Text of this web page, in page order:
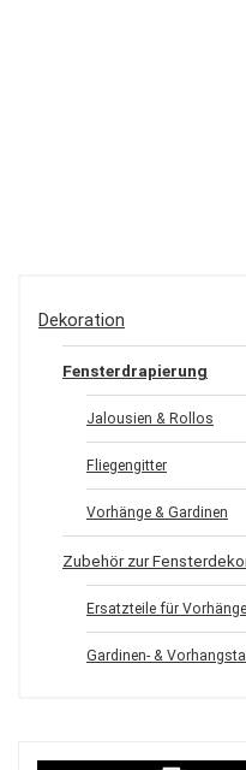
Dekoration
Fensterdrapierung
Jalousien & Rollos
Fliegengitter
Vorhänge & Gardinen
Zubehör zur
Ersatzteile für
Gardinen- &